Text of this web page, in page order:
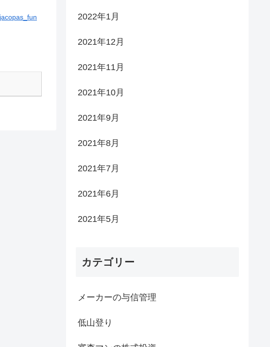
jacopas_fun 2022年1月
2021年12月
2021年11月
2021年10月
2021年9月
2021年8月
2021年7月
2021年6月
2021年5月
カテゴリー
メーカーの与信管理
低山登り